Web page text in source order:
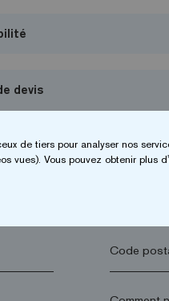
devis
Code
de tiers pour analyser nos
vues). Vous pouvez obtenir plus